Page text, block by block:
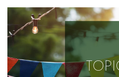
TOP PAGE